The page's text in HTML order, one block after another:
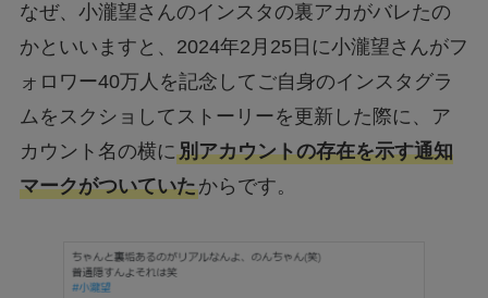
なぜ、小瀧望さんのインスタの裏アカがバレたの
かといいますと、2024年2月25日に小瀧望さんがフ
ォロワー40万人を記念してご自身のインスタグラ
ムをスクショしてストーリーを更新した際に、ア
カウント名の横に別アカウントの存在を示す通知
マークがついていたからです。